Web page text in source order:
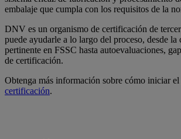
embalaje que cumpla con los requisitos de la
DNV es un organismo de certificación de
puede ayudarle a lo largo del proceso, desde la
pertinente en FSSC hasta autoevaluaciones,
de certificación.
Obtenga más información sobre cómo iniciar el
certificación.